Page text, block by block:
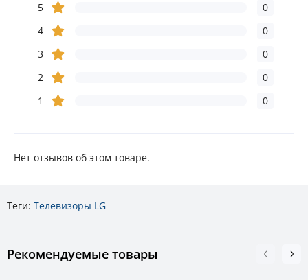
5
0
4
0
3
0
2
0
1
0
Нет отзывов об этом товаре.
Теги: Телевизоры LG
Рекомендуемые товары